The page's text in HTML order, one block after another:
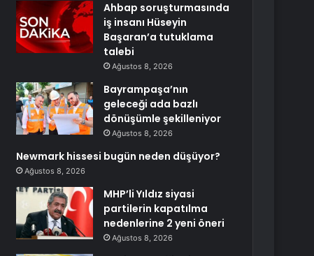
Ahbap soruşturmasında
iş insanı Hüseyin
Başaran’a tutuklama
talebi
Ağustos 8, 2026
Bayrampaşa’nın
geleceği ada bazlı
dönüşümle şekilleniyor
Ağustos 8, 2026
Newmark hissesi bugün neden düşüyor?
Ağustos 8, 2026
MHP’li Yıldız siyasi
partilerin kapatılma
nedenlerine 2 yeni öneri
Ağustos 8, 2026